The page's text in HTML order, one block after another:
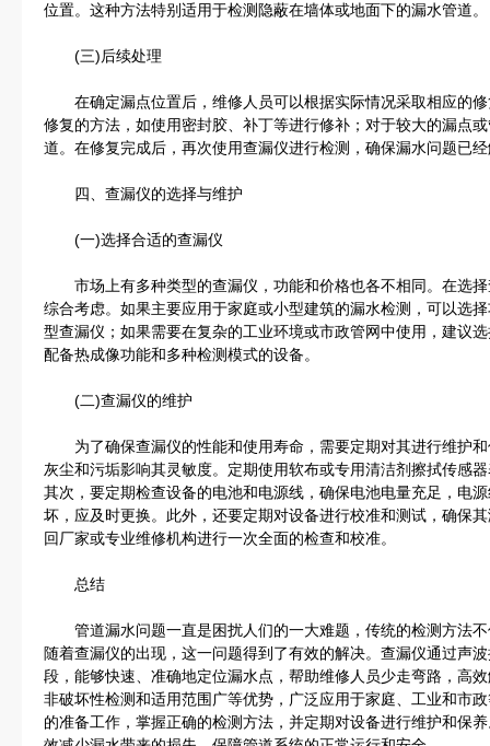
位置。这种方法特别适用于检测隐蔽在墙体或地面下的漏水管道。
(三)后续处理
在确定漏点位置后，维修人员可以根据实际情况采取相应的修
修复的方法，如使用密封胶、补丁等进行修补；对于较大的漏点
道。在修复完成后，再次使用查漏仪进行检测，确保漏水问题已
四、查漏仪的选择与维护
(一)选择合适的查漏仪
市场上有多种类型的查漏仪，功能和价格也各不相同。在选择
综合考虑。如果主要应用于家庭或小型建筑的漏水检测，可以选
型查漏仪；如果需要在复杂的工业环境或市政管网中使用，建议
配备热成像功能和多种检测模式的设备。
(二)查漏仪的维护
为了确保查漏仪的性能和使用寿命，需要定期对其进行维护和
灰尘和污垢影响其灵敏度。定期使用软布或专用清洁剂擦拭传感
其次，要定期检查设备的电池和电源线，确保电池电量充足，电
坏，应及时更换。此外，还要定期对设备进行校准和测试，确保
回厂家或专业维修机构进行一次全面的检查和校准。
总结
管道漏水问题一直是困扰人们的一大难题，传统的检测方法不
随着查漏仪的出现，这一问题得到了有效的解决。查漏仪通过声
段，能够快速、准确地定位漏水点，帮助维修人员少走弯路，高
非破坏性检测和适用范围广等优势，广泛应用于家庭、工业和市
的准备工作，掌握正确的检测方法，并定期对设备进行维护和保